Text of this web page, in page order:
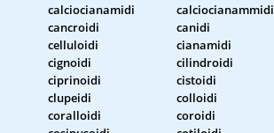
calciocianamidi
calciocianammidi
cancroidi
canidi
celluloidi
cianamidi
cignoidi
cilindroidi
ciprinoidi
cistoidi
clupeidi
colloidi
coralloidi
coroidi